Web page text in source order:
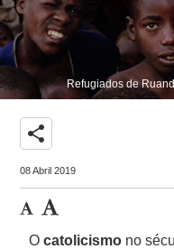
Refugiados de
share
08 Abril 2019
Ocatolicismo no